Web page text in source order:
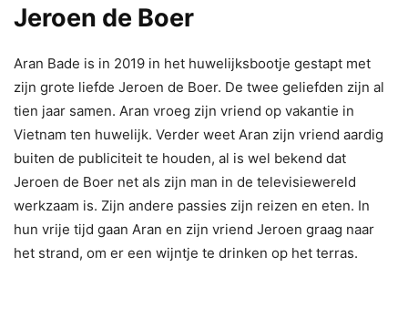
Jeroen de Boer
Aran Bade is in 2019 in het huwelijksbootje gestapt met
zijn grote liefde Jeroen de Boer. De twee geliefden zijn al
tien jaar samen. Aran vroeg zijn vriend op vakantie in
Vietnam ten huwelijk. Verder weet Aran zijn vriend aardig
buiten de publiciteit te houden, al is wel bekend dat
Jeroen de Boer net als zijn man in de televisiewereld
werkzaam is. Zijn andere passies zijn reizen en eten. In
hun vrije tijd gaan Aran en zijn vriend Jeroen graag naar
het strand, om er een wijntje te drinken op het terras.